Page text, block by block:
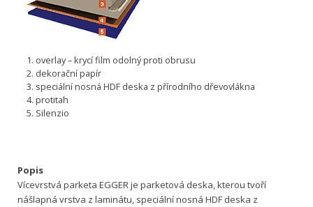
overlay – krycí film odolný proti obrusu
dekorační papír
speciální nosná HDF deska z přírodního dřevovlákna
protitah
Silenzio
Popis
Vícevrstvá parketa EGGER je parketová deska, kterou tvoří
nášlapná vrstva z laminátu, speciální nosná HDF deska z